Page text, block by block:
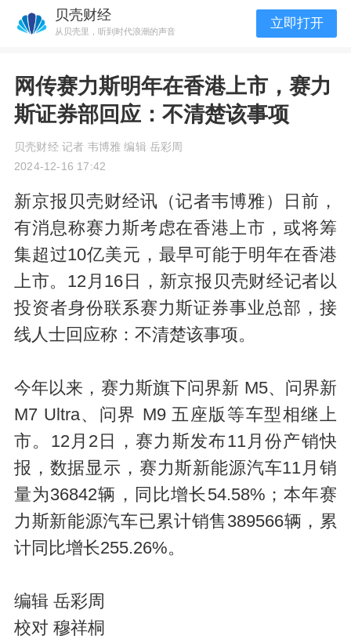
贝壳财经
从贝壳里，听到时代浪潮的声音
立即打开
网传赛力斯明年在香港上市，赛力
斯证券部回应：不清楚该事项
贝壳财经 记者 韦博雅 编辑 岳彩周
2024-12-16 17:42
新京报贝壳财经讯（记者韦博雅）日前，
有消息称赛力斯考虑在香港上市，或将筹
集超过10亿美元，最早可能于明年在香港
上市。12月16日，新京报贝壳财经记者以
投资者身份联系赛力斯证券事业总部，接
线人士回应称：不清楚该事项。
今年以来，赛力斯旗下问界新 M5、问界新
M7 Ultra、问界 M9 五座版等车型相继上
市。12月2日，赛力斯发布11月份产销快
报，数据显示，赛力斯新能源汽车11月销
量为36842辆，同比增长54.58%；本年赛
力斯新能源汽车已累计销售389566辆，累
计同比增长255.26%。
编辑 岳彩周
校对 穆祥桐